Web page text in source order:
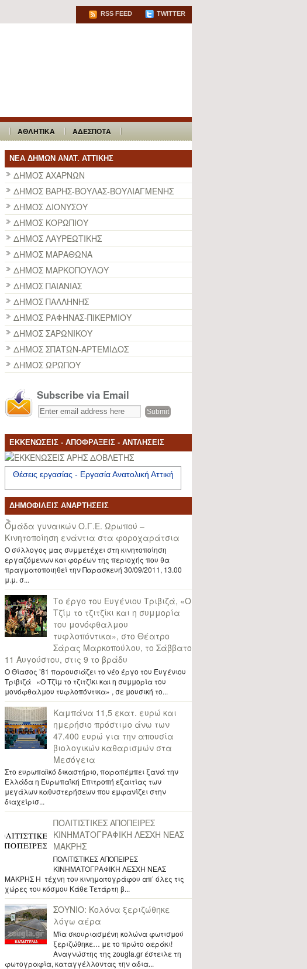
RSS FEED TWITTER
ΑΘΛΗΤΙΚΑ ΑΔΕΣΠΟΤΑ
ΝΕΑ ΔΗΜΩΝ ΑΝΑΤ. ΑΤΤΙΚΗΣ
ΔΗΜΟΣ ΑΧΑΡΝΩΝ
ΔΗΜΟΣ ΒΑΡΗΣ-ΒΟΥΛΑΣ-ΒΟΥΛΙΑΓΜΕΝΗΣ
ΔΗΜΟΣ ΔΙΟΝΥΣΟΥ
ΔΗΜΟΣ ΚΟΡΩΠΙΟΥ
ΔΗΜΟΣ ΛΑΥΡΕΩΤΙΚΗΣ
ΔΗΜΟΣ ΜΑΡΑΘΩΝΑ
ΔΗΜΟΣ ΜΑΡΚΟΠΟΥΛΟΥ
ΔΗΜΟΣ ΠΑΙΑΝΙΑΣ
ΔΗΜΟΣ ΠΑΛΛΗΝΗΣ
ΔΗΜΟΣ ΡΑΦΗΝΑΣ-ΠΙΚΕΡΜΙΟΥ
ΔΗΜΟΣ ΣΑΡΩΝΙΚΟΥ
ΔΗΜΟΣ ΣΠΑΤΩΝ-ΑΡΤΕΜΙΔΟΣ
ΔΗΜΟΣ ΩΡΩΠΟΥ
Subscribe via Email
ΕΚΚΕΝΩΣΕΙΣ - ΑΠΟΦΡΑΞΕΙΣ - ΑΝΤΛΗΣΕΙΣ
Θέσεις εργασίας - Εργασία Ανατολική Αττική
ΔΗΜΟΦΙΛΕΙΣ ΑΝΑΡΤΗΣΕΙΣ
Ομάδα γυναικών Ο.Γ.Ε. Ωρωπού –
Κινητοποίηση ενάντια στα φοροχαράτσια
Ο σύλλογος μας συμμετέχει στη κινητοποίηση
εργαζόμενων και φορέων της περιοχής που θα
πραγματοποιηθεί την Παρασκευή 30/09/2011, 13.00
μ.μ. σ...
Το έργο του Ευγένιου Τριβιζά, «Ο
Τζίμ το τζιτζίκι και η συμμορία
του μονόφθαλμου
τυφλοπόντικα», στο Θέατρο
Σάρας Μαρκοπούλου, το Σάββατο
11 Αυγούστου, στις 9 το βράδυ
Ο Θίασος ’81 παρουσιάζει το νέο έργο του Ευγένιου
Τριβιζά «Ο Τζίμ το τζιτζίκι και η συμμορία του
μονόφθαλμου τυφλοπόντικα» , σε μουσική το...
Καμπάνα 11,5 εκατ. ευρώ και
ημερήσιο πρόστιμο άνω των
47.400 ευρώ για την απουσία
βιολογικών καθαρισμών στα
Μεσόγεια
Στο ευρωπαϊκό δικαστήριο, παραπέμπει ξανά την
Ελλάδα η Ευρωπαϊκή Επιτροπή εξαιτίας των
μεγάλων καθυστερήσεων που εμφανίζει στην
διαχείρισ...
ΠΟΛΙΤΙΣΤΙΚΕΣ ΑΠΟΠΕΙΡΕΣ
ΚΙΝΗΜΑΤΟΓΡΑΦΙΚΗ ΛΕΣΧΗ ΝΕΑΣ
ΜΑΚΡΗΣ
ΠΟΛΙΤΙΣΤΙΚΕΣ ΑΠΟΠΕΙΡΕΣ
ΚΙΝΗΜΑΤΟΓΡΑΦΙΚΗ ΛΕΣΧΗ ΝΕΑΣ
ΜΑΚΡΗΣ Η τέχνη του κινηματογράφου απ’ όλες τις
χώρες του κόσμου Κάθε Τετάρτη β...
ΣΟΥΝΙΟ: Κολόνα ξεριζώθηκε
λόγω αέρα
Μία σκουριασμένη κολώνα φωτισμού
ξεριζώθηκε… με το πρώτο αεράκι!
Αναγνώστης της zougla.gr έστειλε τη
φωτογραφία, καταγγέλλοντας την αδια...